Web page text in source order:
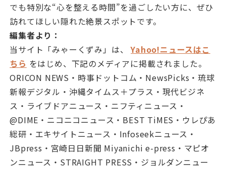
でも特別な“心を整える時間”を過ごしたい方に、ぜひ
訪れてほしい隠れた絶景スポットです。
編集者より：
当サイト「みゃーくずみ」は、Yahoo!ニュースはこ
ちら をはじめ、下記のメディアに掲載されました。
ORICON NEWS・時事ドットコム・NewsPicks・琉球
新報デジタル・沖縄タイムス＋プラス・現代ビジネ
ス・ライブドアニュース・ニフティニュース・
@DIME・ニコニコニュース・BEST TiMES・ウレぴあ
総研・エキサイトニュース・Infoseekニュース・
JBpress・宮崎日日新聞 Miyanichi e-press・マピオ
ンニュース・STRAIGHT PRESS・ジョルダンニュー